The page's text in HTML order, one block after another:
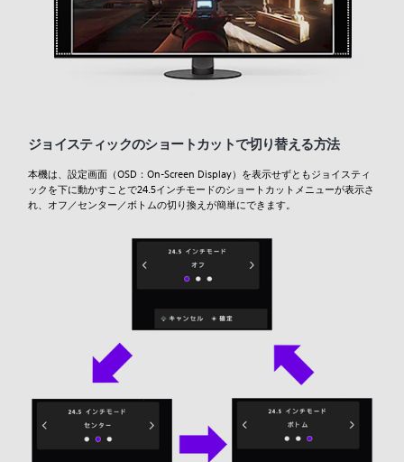
ジョイスティックのショートカットで切り替える方法
本機は、設定画面（OSD：On-Screen Display）を表示せずともジョイスティ
ックを下に動かすことで24.5インチモードのショートカットメニューが表示さ
れ、オフ／センター／ボトムの切り換えが簡単にできます。